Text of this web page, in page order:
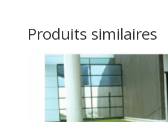
Produits similaires